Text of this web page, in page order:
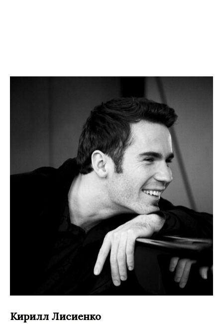
Кирилл Лисиенко